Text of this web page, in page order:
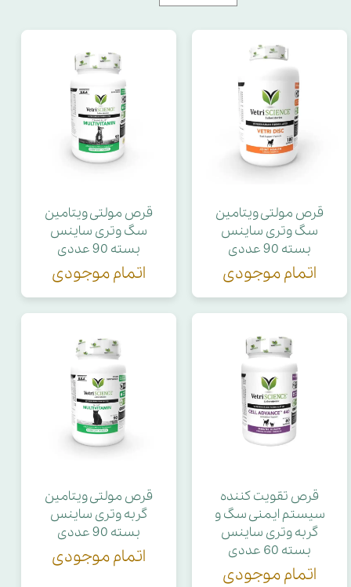
قرص مولتی‌ ویتامین
سگ وتری ساینس
بسته 90 عددی
اتمام موجودی
قرص مولتی‌ ویتامین
سگ وتری ساینس
بسته 90 عددی
اتمام موجودی
قرص تقویت کننده
سیستم ایمنی سگ و
گربه وتری ساینس
بسته 60 عددی
اتمام موجودی
قرص مولتی‌ ویتامین
گربه وتری ساینس
بسته 90 عددی
اتمام موجودی